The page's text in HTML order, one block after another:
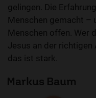
gelingen. Die
Menschen gemacht –
Menschen offen. Wer
Jesus an der richtigen
das ist stark.
Markus Baum